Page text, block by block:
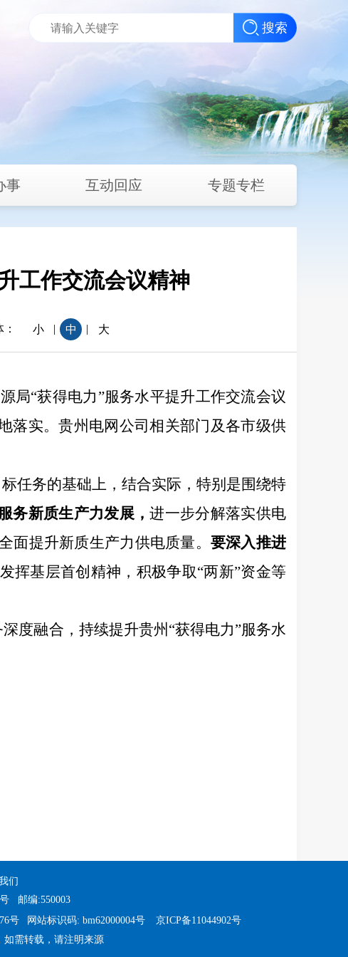
搜索
事 互动回应 专题专栏
工作交流会议精神
小 | 中 | 大
局“获得电力”服务水平提升工作交流会议
落实。贵州电网公司相关部门及各市级供
任务的基础上，结合实际，特别是围绕特
务新质生产力发展，进一步分解落实供电
面提升新质生产力供电质量。 要深入推进
挥基层首创精神，积极争取“两新”资金等
深度融合， 持续提升贵州 “获得电力”服务水
们
邮编:550003
号 网站标识码: bm62000004号
京ICP备11044902号
如需转载，请注明来源